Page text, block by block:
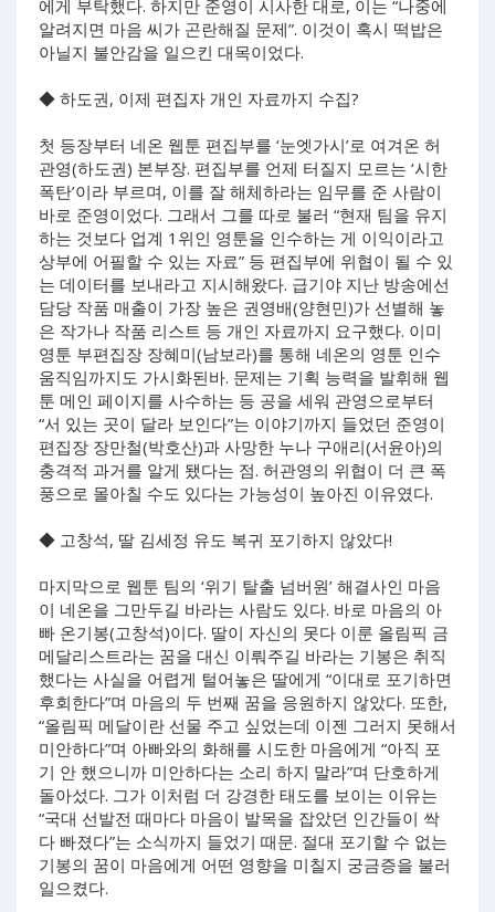
에게 부탁했다. 하지만 준영이 시사한 대로, 이는 “나중에
알려지면 마음 씨가 곤란해질 문제”. 이것이 혹시 떡밥은
아닐지 불안감을 일으킨 대목이었다.
◆ 하도권, 이제 편집자 개인 자료까지 수집?
첫 등장부터 네온 웹툰 편집부를 ‘눈엣가시’로 여겨온 허
관영(하도권) 본부장. 편집부를 언제 터질지 모르는 ‘시한
폭탄’이라 부르며, 이를 잘 해체하라는 임무를 준 사람이
바로 준영이었다. 그래서 그를 따로 불러 “현재 팀을 유지
하는 것보다 업계 1위인 영툰을 인수하는 게 이익이라고
상부에 어필할 수 있는 자료” 등 편집부에 위협이 될 수 있
는 데이터를 보내라고 지시해왔다. 급기야 지난 방송에선
담당 작품 매출이 가장 높은 권영배(양현민)가 선별해 놓
은 작가나 작품 리스트 등 개인 자료까지 요구했다. 이미
영툰 부편집장 장혜미(남보라)를 통해 네온의 영툰 인수
움직임까지도 가시화된바. 문제는 기획 능력을 발휘해 웹
툰 메인 페이지를 사수하는 등 공을 세워 관영으로부터
“서 있는 곳이 달라 보인다”는 이야기까지 들었던 준영이
편집장 장만철(박호산)과 사망한 누나 구애리(서윤아)의
충격적 과거를 알게 됐다는 점. 허관영의 위협이 더 큰 폭
풍으로 몰아칠 수도 있다는 가능성이 높아진 이유였다.
◆ 고창석, 딸 김세정 유도 복귀 포기하지 않았다!
마지막으로 웹툰 팀의 ‘위기 탈출 넘버원’ 해결사인 마음
이 네온을 그만두길 바라는 사람도 있다. 바로 마음의 아
빠 온기봉(고창석)이다. 딸이 자신의 못다 이룬 올림픽 금
메달리스트라는 꿈을 대신 이뤄주길 바라는 기봉은 취직
했다는 사실을 어렵게 털어놓은 딸에게 “이대로 포기하면
후회한다”며 마음의 두 번째 꿈을 응원하지 않았다. 또한,
“올림픽 메달이란 선물 주고 싶었는데 이젠 그러지 못해서
미안하다”며 아빠와의 화해를 시도한 마음에게 “아직 포
기 안 했으니까 미안하다는 소리 하지 말라”며 단호하게
돌아섰다. 그가 이처럼 더 강경한 태도를 보이는 이유는
“국대 선발전 때마다 마음이 발목을 잡았던 인간들이 싹
다 빠졌다”는 소식까지 들었기 때문. 절대 포기할 수 없는
기봉의 꿈이 마음에게 어떤 영향을 미칠지 궁금증을 불러
일으켰다.